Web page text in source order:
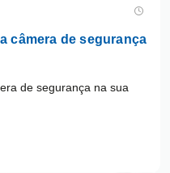
câmera de segurança
de segurança na sua